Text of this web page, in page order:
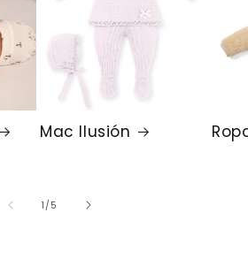
Mac Ilusión
1 /de
5